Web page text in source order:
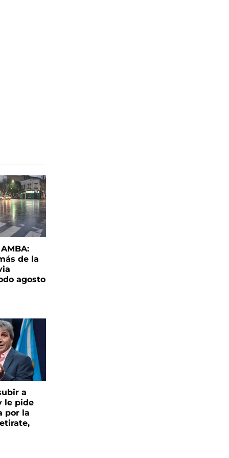
de la
agosto
a
le pide
por la